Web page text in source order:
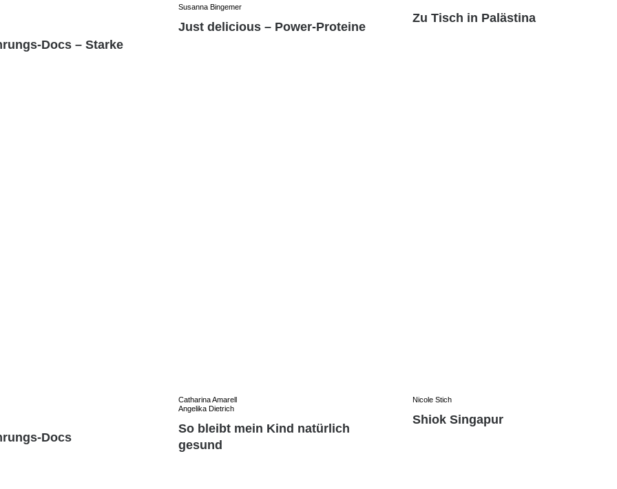
Docs – Starke
Susanna Bingemer
Just delicious – Power-Proteine
Zu Tisch in Palästina
Docs
Catharina Amarell
Angelika Dietrich
So bleibt mein Kind natürlich
gesund
Nicole Stich
Shiok Singapur